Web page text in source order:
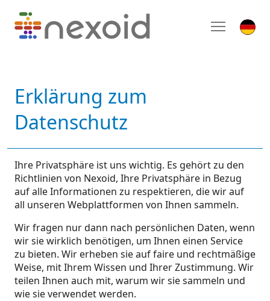
Erklärung zum
Datenschutz
Ihre Privatsphäre ist uns wichtig. Es gehört zu den
Richtlinien von Nexoid, Ihre Privatsphäre in Bezug
auf alle Informationen zu respektieren, die wir auf
all unseren Webplattformen von Ihnen sammeln.
Wir fragen nur dann nach persönlichen Daten, wenn
wir sie wirklich benötigen, um Ihnen einen Service
zu bieten. Wir erheben sie auf faire und rechtmäßige
Weise, mit Ihrem Wissen und Ihrer Zustimmung. Wir
teilen Ihnen auch mit, warum wir sie sammeln und
wie sie verwendet werden.